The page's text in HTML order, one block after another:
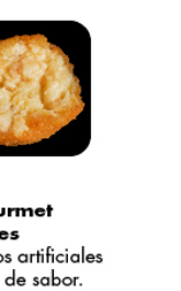
y su nombre les
precio que
gourmet!!